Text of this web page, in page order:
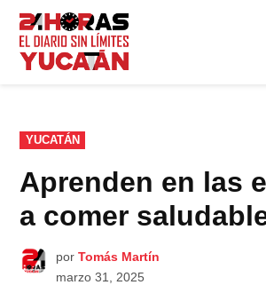
Saltar
contenido
PUBLICADO
EN
YUCATÁN
Aprenden en las
a comer
por Tomás Martín
marzo 31, 2025